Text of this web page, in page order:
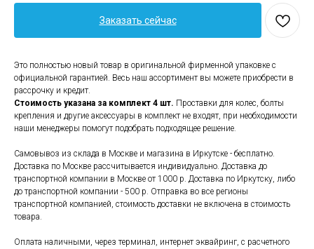
Заказать сейчас
Это полностью новый товар в оригинальной фирменной упаковке с
официальной гарантией. Весь наш ассортимент вы можете приобрести в
рассрочку и кредит.
Стоимость указана за комплект 4 шт. Проставки для колес, болты
крепления и другие аксессуары в комплект не входят, при необходимости
наши менеджеры помогут подобрать подходящее решение.
Самовывоз из склада в Москве и магазина в Иркутске - бесплатно.
Доставка по Москве рассчитывается индивидуально. Доставка до
транспортной компании в Москве от 1000 р. Доставка по Иркутску, либо
до транспортной компании - 500 р. Отправка во все регионы
транспортной компанией, стоимость доставки не включена в стоимость
товара.
Оплата наличными, через терминал, интернет эквайринг, с расчетного